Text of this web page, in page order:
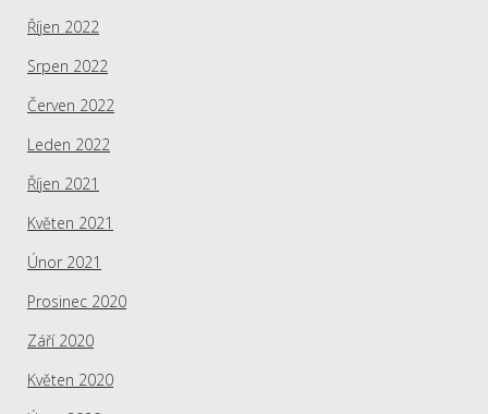
Říjen 2022
Srpen 2022
Červen 2022
Leden 2022
Říjen 2021
Květen 2021
Únor 2021
Prosinec 2020
Září 2020
Květen 2020